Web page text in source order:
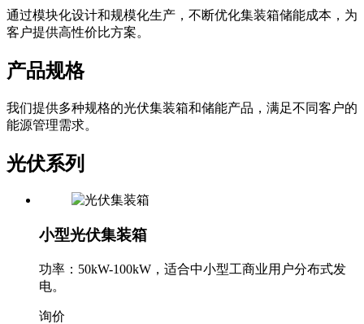
通过模块化设计和规模化生产，不断优化集装箱储能成本，为
客户提供高性价比方案。
产品规格
我们提供多种规格的光伏集装箱和储能产品，满足不同客户的
能源管理需求。
光伏系列
小型光伏集装箱
功率：50kW-100kW，适合中小型工商业用户分布式发
电。
询价